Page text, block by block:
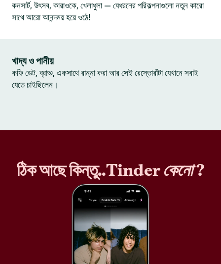
কনসার্ট, উৎসব, কারাওকে, খেলাধুলা — যেধরনের পরিকল্পনাগুলো নতুন কারো
সাথে আরো আনন্দময় হয়ে ওঠে!
খাদ্য ও পানীয়
কফি ডেট, ব্রাঞ্চ, একসাথে রান্না করা আর সেই রেস্তোরাঁটা যেখানে সবাই
যেতে চাইছিলেন।
ঠিক আছে কিন্তু..Tinderকেনো?